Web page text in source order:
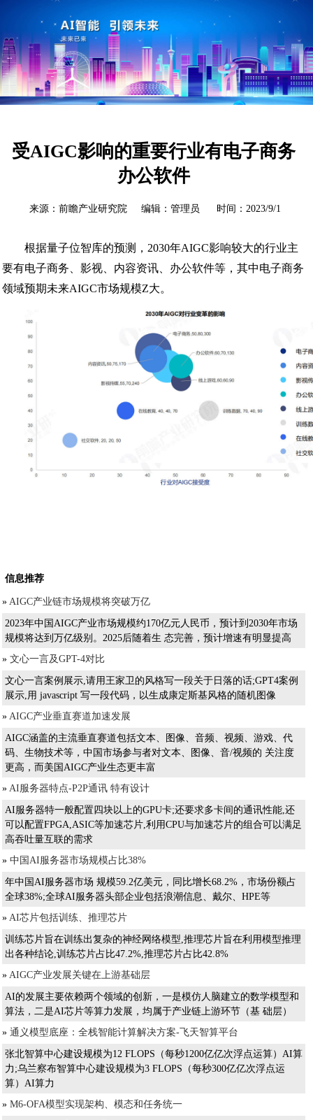
受AIGC影响的重要行业有电子商务
办公软件
来源：前瞻产业研究院 编辑：管理员 时间：2023/9/1
根据量子位智库的预测，2030年AIGC影响较大的行业主
要有电子商务、影视、内容资讯、办公软件等，其中电子商务
领域预期未来AIGC市场规模Z大。
信息推荐
» AIGC产业链市场规模将突破万亿
2023年中国AIGC产业市场规模约170亿元人民币，预计到2030年市场
规模将达到万亿级别。2025后随着生 态完善，预计增速有明显提高
» 文心一言及GPT-4对比
文心一言案例展示,请用王家卫的风格写一段关于日落的话;GPT4案例
展示,用 javascript 写一段代码，以生成康定斯基风格的随机图像
» AIGC产业垂直赛道加速发展
AIGC涵盖的主流垂直赛道包括文本、图像、音频、视频、游戏、代
码、生物技术等，中国市场参与者对文本、图像、音/视频的 关注度
更高，而美国AIGC产业生态更丰富
» AI服务器特点-P2P通讯 特有设计
AI服务器特一般配置四块以上的GPU卡;还要求多卡间的通讯性能,还
可以配置FPGA,ASIC等加速芯片,利用CPU与加速芯片的组合可以满足
高吞吐量互联的需求
» 中国AI服务器市场规模占比38%
年中国AI服务器市场 规模59.2亿美元，同比增长68.2%，市场份额占
全球38%;全球AI服务器头部企业包括浪潮信息、戴尔、HPE等
» AI芯片包括训练、推理芯片
训练芯片旨在训练出复杂的神经网络模型,推理芯片旨在利用模型推理
出各种结论,训练芯片占比47.2%,推理芯片占比42.8%
» AIGC产业发展关键在上游基础层
AI的发展主要依赖两个领域的创新，一是模仿人脑建立的数学模型和
算法，二是AI芯片等算力发展，均属于产业链上游环节（基 础层）
» 通义模型底座：全栈智能计算解决方案-飞天智算平台
张北智算中心建设规模为12 FLOPS（每秒1200亿亿次浮点运算）AI算
力;乌兰察布智算中心建设规模为3 FLOPS（每秒300亿亿次浮点运
算）AI算力
» M6-OFA模型实现架构、模态和任务统一